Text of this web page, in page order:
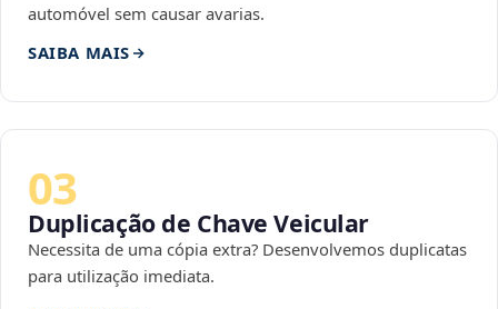
automóvel sem causar avarias.
SAIBA MAIS
03
Duplicação de Chave Veicular
Necessita de uma cópia extra? Desenvolvemos duplicatas
para utilização imediata.